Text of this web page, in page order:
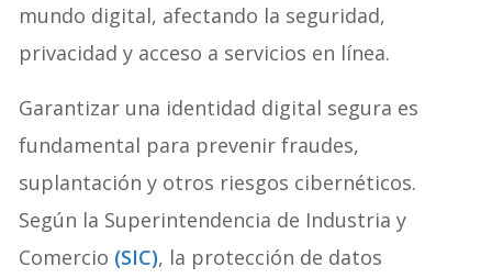
mundo digital, afectando la seguridad,
privacidad y acceso a servicios en línea.
Garantizar una identidad digital segura es
fundamental para prevenir fraudes,
suplantación y otros riesgos cibernéticos.
Según la Superintendencia de Industria y
Comercio (SIC), la protección de datos